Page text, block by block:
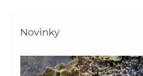
Novinky